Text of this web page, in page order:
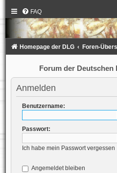
FAQ
Homepage der DLG Foren-
Forum der Deutschen
Anmelden
Benutzername:
Passwort:
Ich habe mein Passwort vergessen
Angemeldet bleiben